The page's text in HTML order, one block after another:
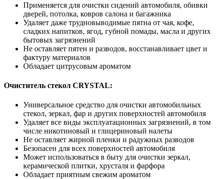
Применяется для очистки сидений автомобиля, обивки
дверей, потолка, ковров салона и багажника
Удаляет даже трудновыводимые пятна от чая, кофе,
сладких напитков, ягод, губной помады, масла и других
бытовых загрязнений
Не оставляет пятен и разводов, восстанавливает цвет и
фактуру материалов
Обладает цитрусовым ароматом
Очиститель стекол CRYSTAL:
Универсальное средство для очистки автомобильных
стекол, зеркал, фар и других поверхностей автомобиля
Удаляет все виды эксплуатационных загрязнений, в том
числе никотиновый и глицериновый налеты
Не оставляет жирной пленки и радужных разводов
Безопасен для всех поверхностей автомобиля
Может использоваться в быту для очистки зеркал,
керамической плитки, хрусталя и фарфора
Обладает приятным свежим ароматом